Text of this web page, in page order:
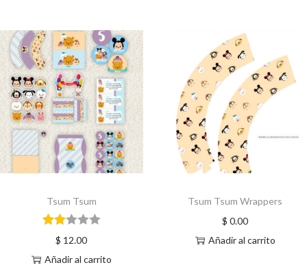
Tsum Tsum
$ 12.00
Añadir al carrito
Tsum Tsum Wrappers
$ 0.00
Añadir al carrito